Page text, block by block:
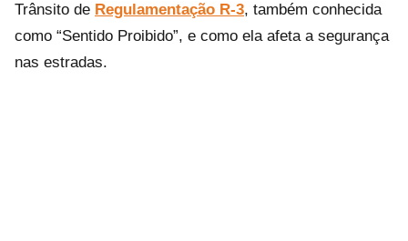
Trânsito de Regulamentação R-3, também conhecida
como “Sentido Proibido”, e como ela afeta a segurança
nas estradas.